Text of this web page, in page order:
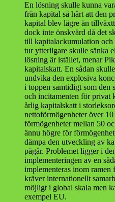
En lösning skulle kunna
från kapital så hårt att den
kapital blev lägre än
dock inte önskvärd då det
till kapitalackumulation
tur ytterligare skulle sänka
lösning är istället, menar
kapitalskatt. En sådan
undvika den explosiva
i toppen samtidigt som den
och incitamenten för privat
årlig kapitalskatt i
nettoförmögenheter över
förmögenheter mellan 50
ännu högre för
dämpa den utveckling av
pågår. Problemet ligger i
implementeringen av en
implementeras inom ramen
kräver internationellt
möjligt i global skala men
exempel EU.